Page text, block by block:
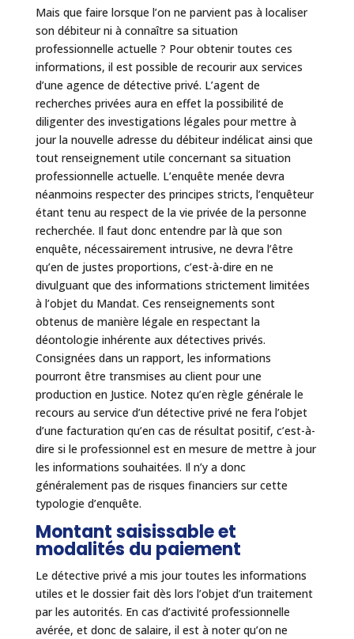
Mais que faire lorsque l’on ne parvient pas à localiser
son débiteur ni à connaître sa situation
professionnelle actuelle ? Pour obtenir toutes ces
informations, il est possible de recourir aux services
d’une agence de détective privé. L’agent de
recherches privées aura en effet la possibilité de
diligenter des investigations légales pour mettre à
jour la nouvelle adresse du débiteur indélicat ainsi que
tout renseignement utile concernant sa situation
professionnelle actuelle. L’enquête menée devra
néanmoins respecter des principes stricts, l’enquêteur
étant tenu au respect de la vie privée de la personne
recherchée. Il faut donc entendre par là que son
enquête, nécessairement intrusive, ne devra l’être
qu’en de justes proportions, c’est-à-dire en ne
divulguant que des informations strictement limitées
à l’objet du Mandat. Ces renseignements sont
obtenus de manière légale en respectant la
déontologie inhérente aux détectives privés.
Consignées dans un rapport, les informations
pourront être transmises au client pour une
production en Justice. Notez qu’en règle générale le
recours au service d’un détective privé ne fera l’objet
d’une facturation qu’en cas de résultat positif, c’est-à-
dire si le professionnel est en mesure de mettre à jour
les informations souhaitées. Il n’y a donc
généralement pas de risques financiers sur cette
typologie d’enquête.
Montant saisissable et
modalités du paiement
Le détective privé a mis jour toutes les informations
utiles et le dossier fait dès lors l’objet d’un traitement
par les autorités. En cas d’activité professionnelle
avérée, et donc de salaire, il est à noter qu’on ne